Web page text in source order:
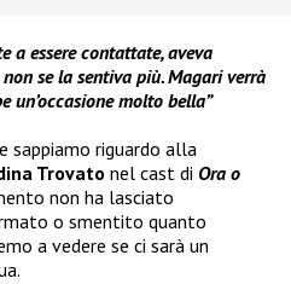
a essere contattate, aveva
se la sentiva più. Magari verrà
un’occasione molto bella”
sappiamo riguardo alla
Trovato nel cast di Ora o
non ha lasciato
o smentito quanto
a vedere se ci sarà un